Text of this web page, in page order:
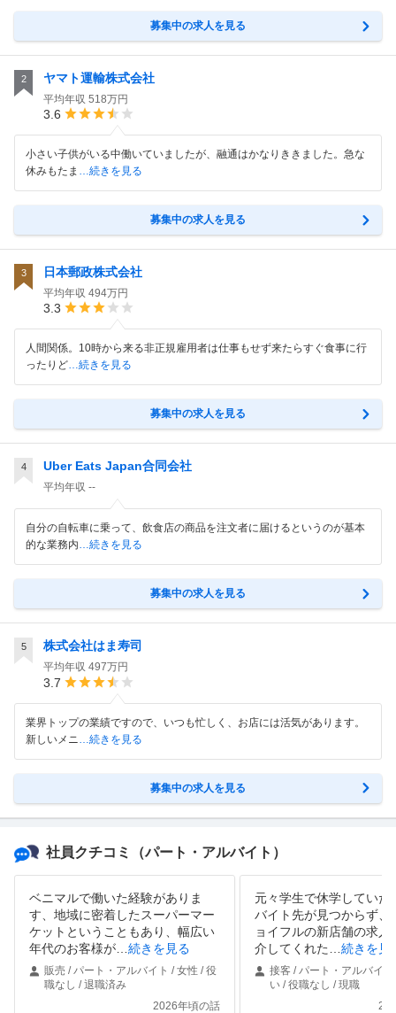
募集中の求人を見る
2 ヤマト運輸株式会社
平均年収 518万円
3.6
小さい子供がいる中働いていましたが、融通はかなりききました。急な
休みもたま …続きを見る
募集中の求人を見る
3 日本郵政株式会社
平均年収 494万円
3.3
人間関係。10時から来る非正規雇用者は仕事もせず来たらすぐ食事に行
ったりど…続きを見る
募集中の求人を見る
4 Uber Eats Japan合同会社
平均年収 --
自分の自転車に乗って、飲食店の商品を注文者に届けるというのが基本
的な業務内…続きを見る
募集中の求人を見る
5 株式会社はま寿司
平均年収 497万円
3.7
業界トップの業績ですので、いつも忙しく、お店には活気があります。
新しいメニ
…続きを見る
募集中の求人を見る
社員クチコミ （パート・アルバイト）
ベニマルで働いた経験がありま
す、地域に密着したスーパーマー
ケットということもあり、幅広い
年代のお客様が
続きを見る
販売 / パート・アルバイト / 女性 / 役
職なし / 退職済み
2026年頃の話
元々学生で休学していた
バイト先が見つからず、
ョイフルの新店舗の求人
介してくれた
続きを見
接客 / パート・アルバイ
い / 役職なし / 現職